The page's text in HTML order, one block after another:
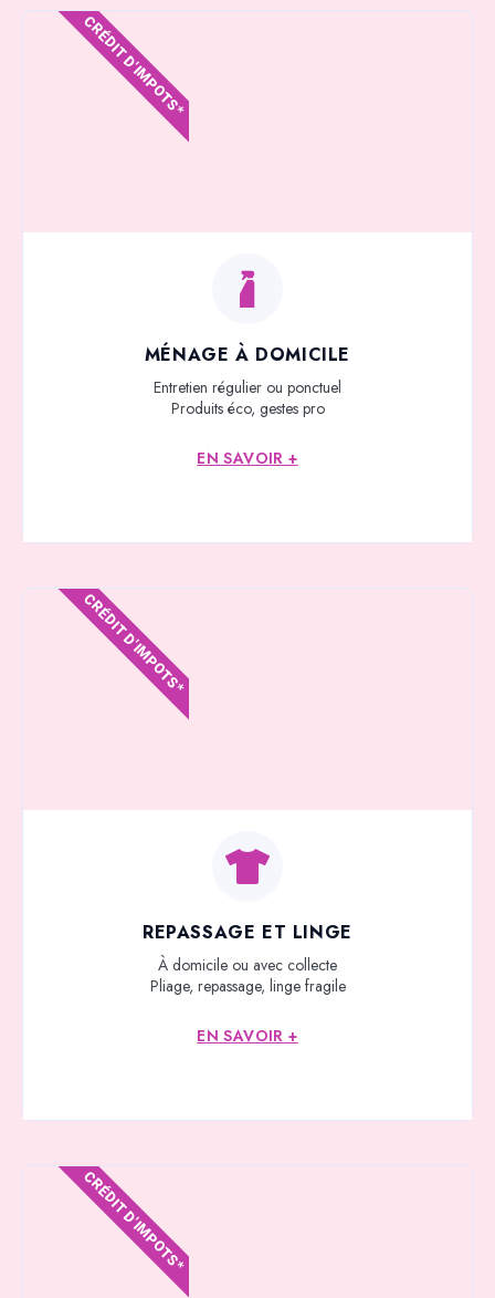
MÉNAGE À DOMICILE
Entretien régulier ou ponctuel
Produits éco, gestes pro
EN SAVOIR +
CRÉDIT D'IMPOTS*
REPASSAGE ET LINGE
À domicile ou avec collecte
Pliage, repassage, linge fragile
EN SAVOIR +
CRÉDIT D'IMPOTS*
CRÉDIT D'IMPOTS*